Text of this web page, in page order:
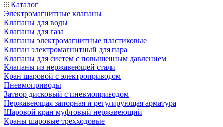
Каталог
Электромагнитные клапаны
Клапаны для воды
Клапаны для газа
Клапаны электромагнитные пластиковые
Клапан электромагнитный для пара
Клапаны для систем с повышенным давлением
Клапаны из нержавеющей стали
Кран шаровой с электроприводом
Пневмоприводы
Затвор дисковый с пневмоприводом
Нержавеющая запорная и регулирующая арматура
Шаровой кран муфтовый нержавеющий
Краны шаровые трехходовые